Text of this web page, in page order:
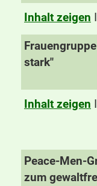
Inhalt zeigen I
stark"
Inhalt zeigen I
Peace-Men-
zum